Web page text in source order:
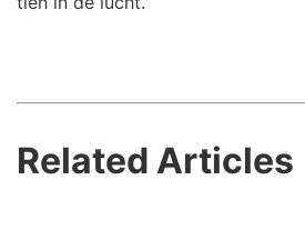
Related Articles